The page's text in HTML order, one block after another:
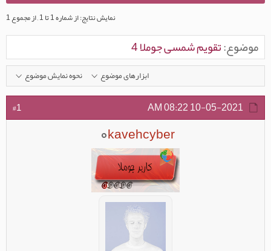
نمایش نتایج: از شماره 1 تا 1 , از مجموع 1
موضوع:تقویم شمسی جوملا 4
ابزارهای موضوع نحوه نمایش موضوع
10-05-2021
08:22 AM
#1
kavehcyber